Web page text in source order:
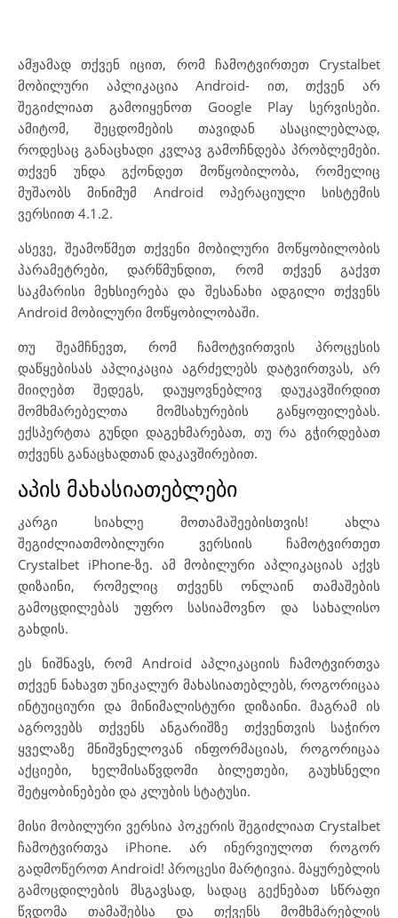
ამჟამად თქვენ იცით, რომ ჩამოტვირთეთ Crystalbet
მობილური აპლიკაცია Android- ით, თქვენ არ
შეგიძლიათ გამოიყენოთ Google Play სერვისები.
ამიტომ, შეცდომების თავიდან ასაცილებლად,
როდესაც განაცხადი კვლავ გამოჩნდება პრობლემები.
თქვენ უნდა გქონდეთ მოწყობილობა, რომელიც
მუშაობს მინიმუმ Android ოპერაციული სისტემის
ვერსიით 4.1.2.
ასევე, შეამოწმეთ თქვენი მობილური მოწყობილობის
პარამეტრები, დარწმუნდით, რომ თქვენ გაქვთ
საკმარისი მეხსიერება და შესანახი ადგილი თქვენს
Android მობილური მოწყობილობაში.
თუ შეამჩნევთ, რომ ჩამოტვირთვის პროცესის
დაწყებისას აპლიკაცია აგრძელებს დატვირთვას, არ
მიიღებთ შედეგს, დაუყოვნებლივ დაუკავშირდით
მომხმარებელთა მომსახურების განყოფილებას.
ექსპერტთა გუნდი დაგეხმარებათ, თუ რა გჭირდებათ
თქვენს განაცხადთან დაკავშირებით.
აპის მახასიათებლები
კარგი სიახლე მოთამაშეებისთვის! ახლა
შეგიძლიათმობილური ვერსიის ჩამოტვირთეთ
Crystalbet iPhone-ზე. ამ მობილური აპლიკაციას აქვს
დიზაინი, რომელიც თქვენს ონლაინ თამაშების
გამოცდილებას უფრო სასიამოვნო და სახალისო
გახდის.
ეს ნიშნავს, რომ Android აპლიკაციის ჩამოტვირთვა
თქვენ ნახავთ უნიკალურ მახასიათებლებს, როგორიცაა
ინტუიციური და მინიმალისტური დიზაინი. მაგრამ ის
აგროვებს თქვენს ანგარიშზე თქვენთვის საჭირო
ყველაზე მნიშვნელოვან ინფორმაციას, როგორიცაა
აქციები, ხელმისაწვდომი ბილეთები, გაუხსნელი
შეტყობინებები და კლუბის სტატუსი.
მისი მობილური ვერსია პოკერის შეგიძლიათ Crystalbet
ჩამოტვირთვა iPhone. არ ინერვიულოთ როგორ
გადმოწეროთ Android! პროცესი მარტივია. მაყურებლის
გამოცდილების მსგავსად, სადაც გექნებათ სწრაფი
წვდომა თამაშებსა და თქვენს მომხმარებლის